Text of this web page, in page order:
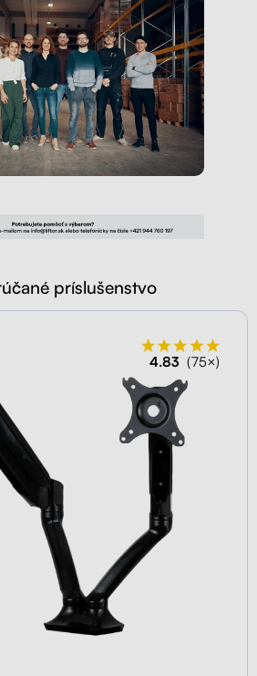
príslušenstvo
4.83 (75×)